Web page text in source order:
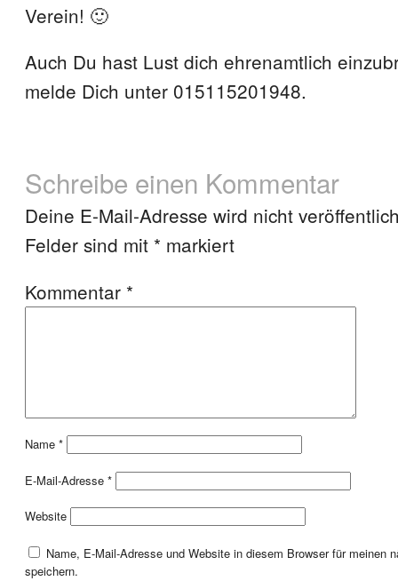
Verein! 🙂
Auch Du hast Lust dich ehrenamtlich
melde Dich unter 015115201948.
Schreibe einen Kommentar
Deine E-Mail-Adresse wird nicht
Felder sind mit * markiert
Kommentar *
Name *
E-Mail-Adresse *
Website
Name, E-Mail-Adresse und Website in diesem Browser für meinen
speichern.